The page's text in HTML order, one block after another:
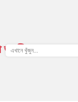
জাতীয় তথ্য বাতায়ন